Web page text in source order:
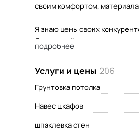
своим комфортом,
Я знаю цены своих
Я - дорогой мастер, но не
обслуживании высшего
оправданы отличным
подробнее
Услуги и цены 206
Грунтовка потолка
Навес шкафов
шпаклевка стен